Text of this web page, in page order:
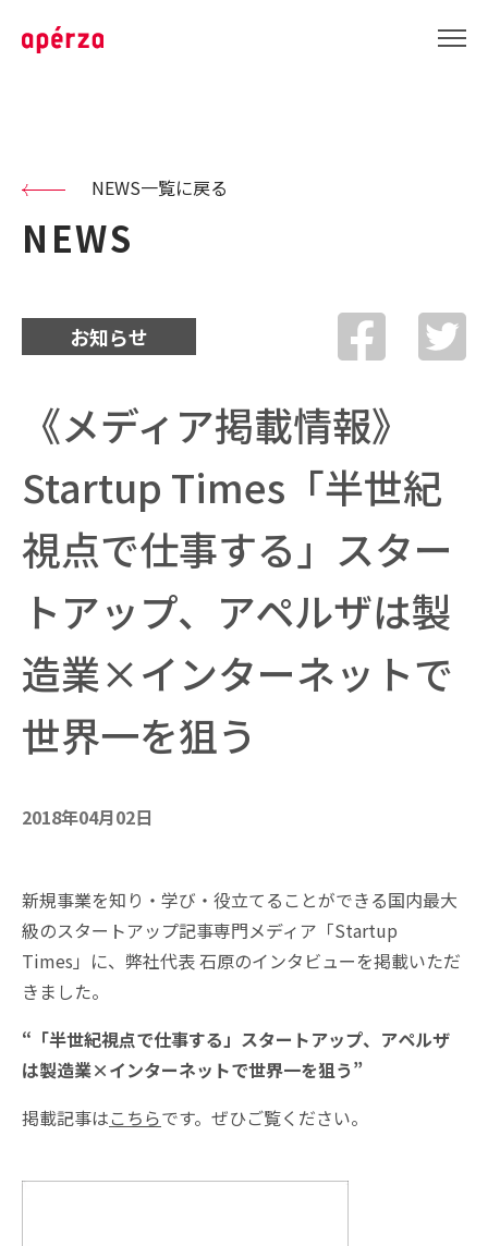
NEWS一覧に戻る
NEWS
お知らせ
《メディア掲載情報》
Startup Times「半世紀
視点で仕事する」スター
トアップ、アペルザは製
造業×インターネットで
世界一を狙う
2018年04月02日
新規事業を知り・学び・役立てることができる国内最大
級のスタートアップ記事専門メディア「Startup
Times」に、弊社代表 石原のインタビューを掲載いただ
きました。
“「半世紀視点で仕事する」スタートアップ、アペルザ
は製造業×インターネットで世界一を狙う”
掲載記事はこちらです。ぜひご覧ください。